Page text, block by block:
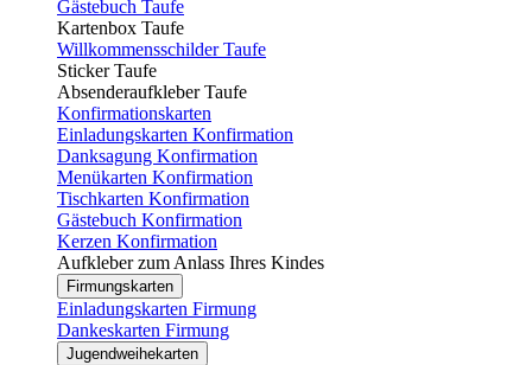
Gästebuch Taufe
Kartenbox Taufe
Willkommensschilder Taufe
Sticker Taufe
Absenderaufkleber Taufe
Konfirmationskarten
Einladungskarten Konfirmation
Danksagung Konfirmation
Menükarten Konfirmation
Tischkarten Konfirmation
Gästebuch Konfirmation
Kerzen Konfirmation
Aufkleber zum Anlass Ihres Kindes
Firmungskarten
Einladungskarten Firmung
Dankeskarten Firmung
Jugendweihekarten